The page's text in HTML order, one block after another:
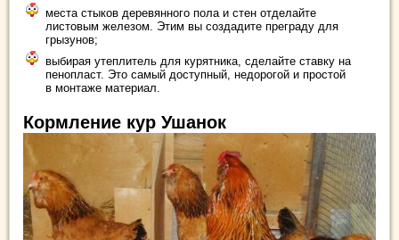
места стыков деревянного пола и стен отделайте
листовым железом. Этим вы создадите преграду для
грызунов;
выбирая утеплитель для курятника, сделайте ставку на
пенопласт. Это самый доступный, недорогой и простой
в монтаже материал.
Кормление кур Ушанок